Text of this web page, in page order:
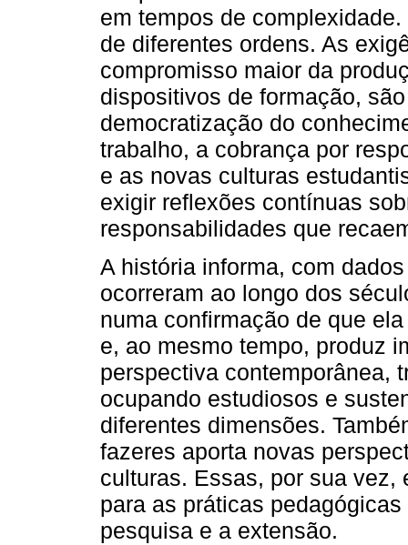
em tempos de
de diferentes ordens. As
compromisso maior da
dispositivos de formação,
democratização do
trabalho, a cobrança por
e as novas culturas
exigir reflexões contínuas
responsabilidades que
A história informa, com
ocorreram ao longo dos
numa confirmação de que
e, ao mesmo tempo, produz
perspectiva contemporânea,
ocupando estudiosos e
diferentes dimensões.
fazeres aporta novas
culturas. Essas, por sua
para as práticas
pesquisa e a extensão.